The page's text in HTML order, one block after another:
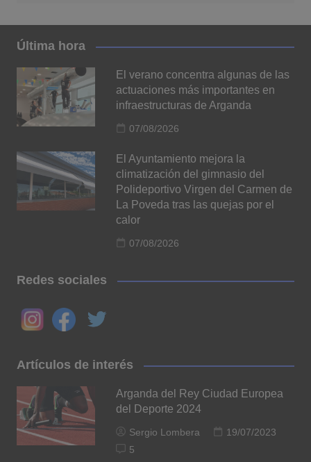
Última hora
El verano concentra algunas de las
actuaciones más importantes en
infraestructuras de Arganda
07/08/2026
El Ayuntamiento mejora la
climatización del gimnasio del
Polideportivo Virgen del Carmen de
La Poveda tras las quejas por el
calor
07/08/2026
Redes sociales
Artículos de interés
Arganda del Rey Ciudad Europea
del Deporte 2024
Sergio Lombera
19/07/2023
5